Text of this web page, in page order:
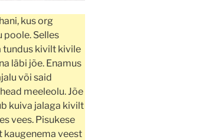
kus org
poole. Selles
tundus kivilt kivile
läbi jõe. Enamus
või said
meeleolu. Jõe
kuiva jalaga kivilt
vees. Pisukese
kaugenema veest